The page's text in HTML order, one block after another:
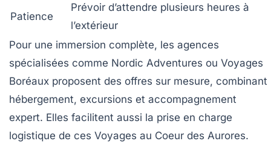
Patience
Prévoir d’attendre plusieurs heures à
l’extérieur
Pour une immersion complète, les agences
spécialisées comme Nordic Adventures ou Voyages
Boréaux proposent des offres sur mesure, combinant
hébergement, excursions et accompagnement
expert. Elles facilitent aussi la prise en charge
logistique de ces Voyages au Coeur des Aurores.